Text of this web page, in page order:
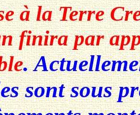
à la Terre
finira par
.
sont sous